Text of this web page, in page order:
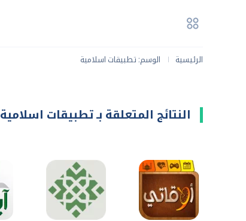
الرئيسية | الوسم: تطبيقات اسلامية
النتائج المتعلقة بـ تطبيقات اسلامية